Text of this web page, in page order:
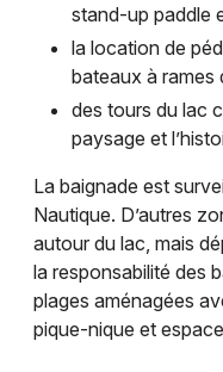
stand-up paddle
la location de
bateaux à rames
des tours du lac
paysage et
La baignade est
Nautique. D’autres
autour du lac, mais
la responsabilité des
plages aménagées
pique-nique et